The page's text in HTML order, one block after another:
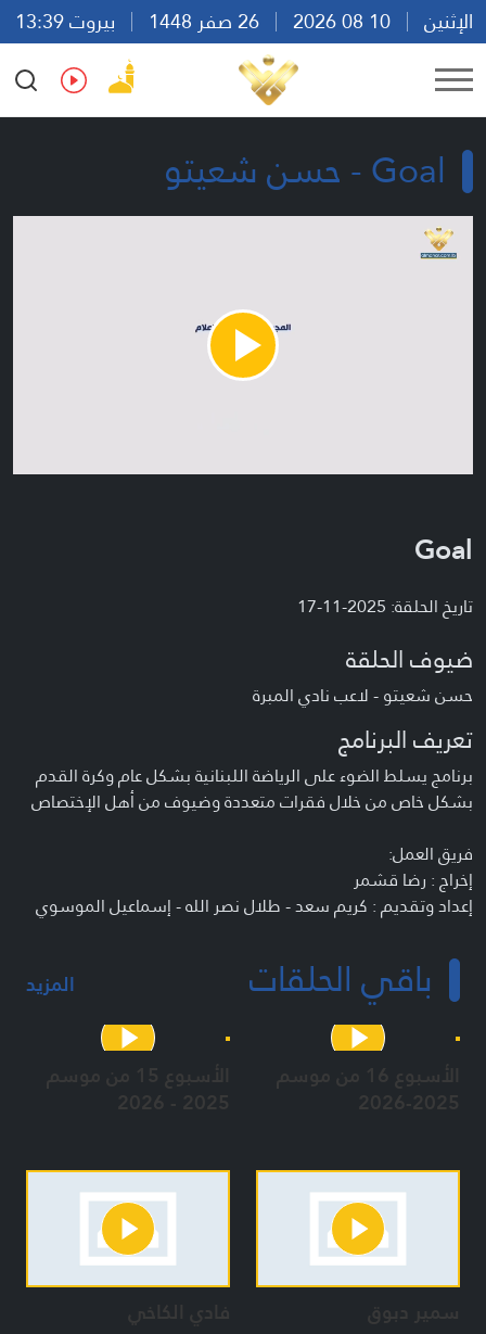
الإثنين
بيروت 13:39
Ar
En Fr Es
Goal - حسن شعيتو
Play
Video
Goal
تاريخ الحلقة: 2025-11-17
ضيوف الحلقة
حسن شعيتو - لاعب نادي المبرة
تعريف البرنامج
برنامج يسلط الضوء على الرياضة اللبنانية بشكل عام وكرة القدم
بشكل خاص من خلال فقرات متعددة وضيوف من أهل الإختصاص
فريق العمل:
إخراج : رضا قشمر
إعداد وتقديم : كريم سعد - طلال نصر الله - إسماعيل الموسوي
باقي الحلقات المزيد
الأسبوع 16 من موسم
2025-2026
الأسبوع 15 من موسم
2025 - 2026
سمير دبوق فادي الكاخي